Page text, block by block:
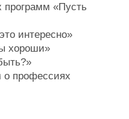
«Пусть
интересно»
хороши»
профессиях